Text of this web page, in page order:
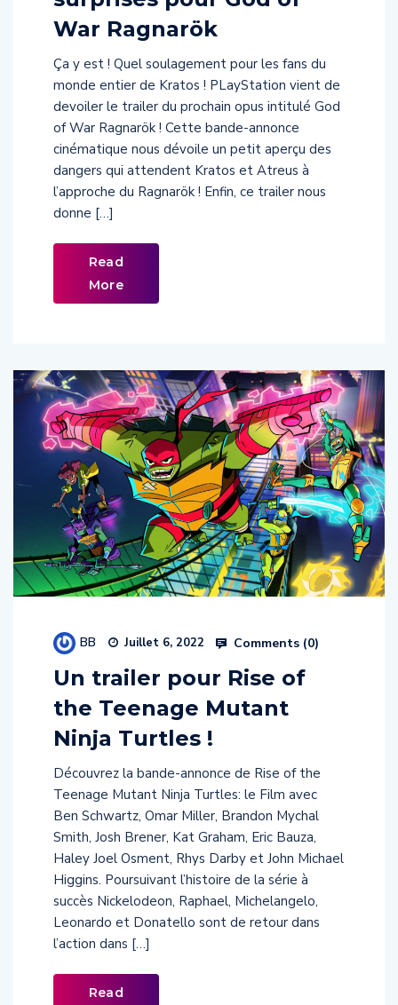
War Ragnarök
Ça y est ! Quel soulagement pour les fans du
monde entier de Kratos ! PLayStation vient de
devoiler le trailer du prochain opus intitulé God
of War Ragnarök ! Cette bande-annonce
cinématique nous dévoile un petit aperçu des
dangers qui attendent Kratos et Atreus à
l’approche du Ragnarök ! Enfin, ce trailer nous
donne […]
Read
More
Un trailer pour Rise of
the Teenage Mutant
Ninja Turtles !
Découvrez la bande-annonce de Rise of the
Teenage Mutant Ninja Turtles: le Film avec
Ben Schwartz, Omar Miller, Brandon Mychal
Smith, Josh Brener, Kat Graham, Eric Bauza,
Haley Joel Osment, Rhys Darby et John Michael
Higgins. Poursuivant l’histoire de la série à
succès Nickelodeon, Raphael, Michelangelo,
Leonardo et Donatello sont de retour dans
l’action dans […]
Read
More